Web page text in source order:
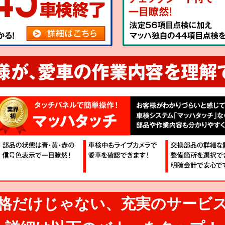
だけじゃない、 充実のサービ